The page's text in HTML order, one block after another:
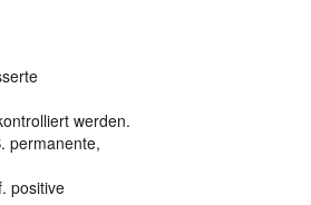
werden.
permanente,
positive